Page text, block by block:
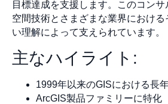
目標達成を支援します。このコン
空間技術とさまざまな業界におけ
い理解によって支えられています。
主なハイライト:
1999年以来のGISにおける長
ArcGIS製品ファミリーに特化